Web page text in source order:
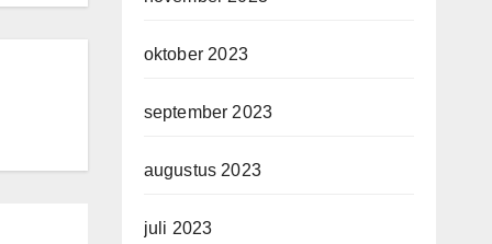
oktober 2023
september 2023
augustus 2023
juli 2023